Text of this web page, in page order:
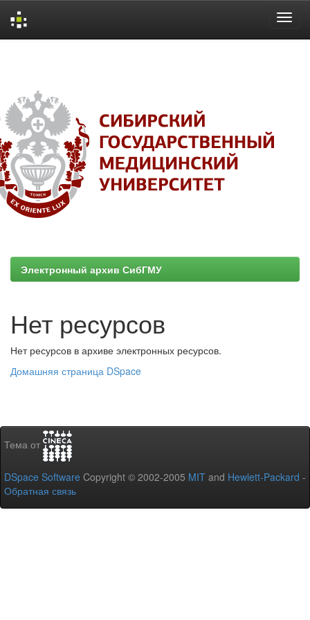
Электронный архив СибГМУ
Нет ресурсов
Нет ресурсов в архиве электронных ресурсов.
Домашняя страница DSpace
Тема от
DSpace Software Copyright © 2002-2005 MIT and Hewlett-Packard -
Обратная связь